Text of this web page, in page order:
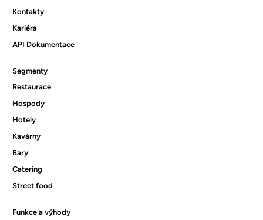
Kontakty
Kariéra
API Dokumentace
Segmenty
Restaurace
Hospody
Hotely
Kavárny
Bary
Catering
Street food
Funkce a výhody